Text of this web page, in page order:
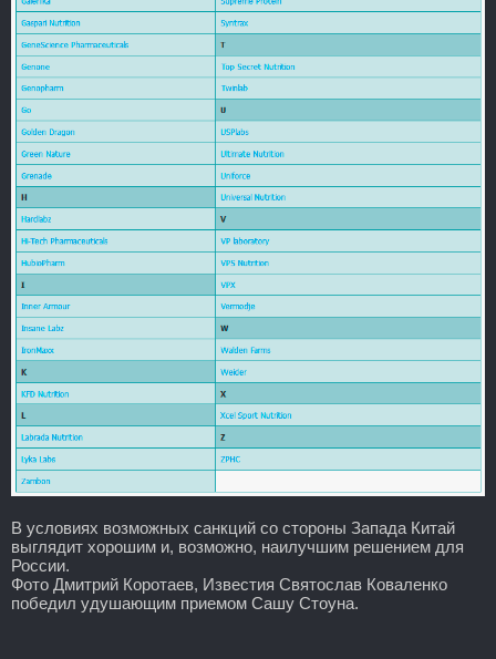
В условиях возможных санкций со стороны Запада Китай
выглядит хорошим и, возможно, наилучшим решением для
России.
Фото Дмитрий Коротаев, Известия Святослав Коваленко
победил удушающим приемом Сашу Стоуна.